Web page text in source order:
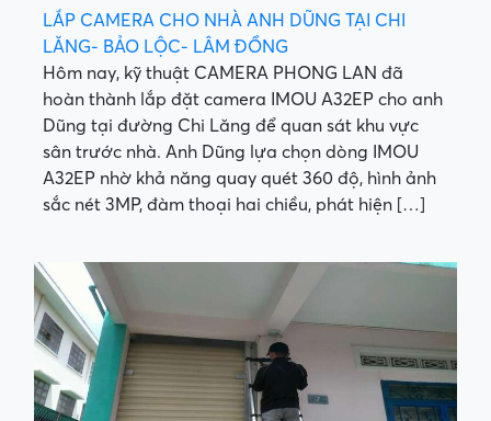
LẮP CAMERA CHO NHÀ ANH DŨNG TẠI CHI
LĂNG- BẢO LỘC- LÂM ĐỒNG
Hôm nay, kỹ thuật CAMERA PHONG LAN đã
hoàn thành lắp đặt camera IMOU A32EP cho anh
Dũng tại đường Chi Lăng để quan sát khu vực
sân trước nhà. Anh Dũng lựa chọn dòng IMOU
A32EP nhờ khả năng quay quét 360 độ, hình ảnh
sắc nét 3MP, đàm thoại hai chiều, phát hiện […]